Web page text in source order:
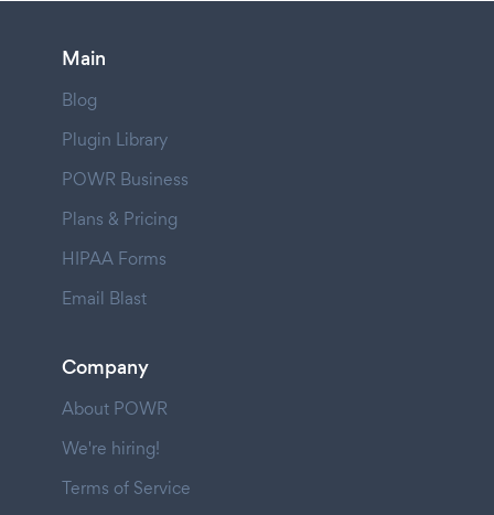
Main
Blog
Plugin Library
POWR Business
Plans & Pricing
HIPAA Forms
Email Blast
Company
About POWR
We're hiring!
Terms of Service